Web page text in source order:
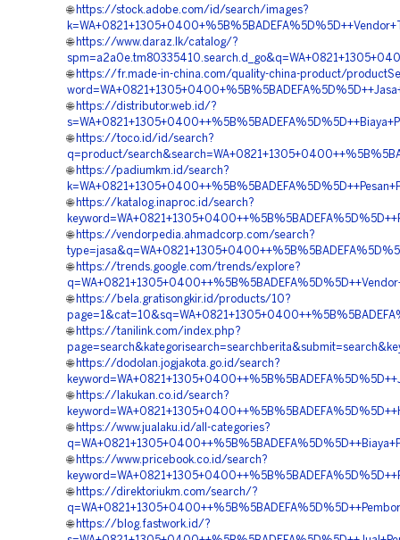
🌐 https://stock.adobe.com/id/search/images?
🌐 https://www.daraz.lk/catalog/?
🌐 https://fr.made-in-china.com/quality-china-product/
🌐 https://distributor.web.id/?
🌐 https://toco.id/id/search?
q=product/
🌐 https://padiumkm.id/search?
🌐 https://katalog.inaproc.id/search?
🌐 https://vendorpedia.ahmadcorp.com/search?
🌐 https://trends.google.com/trends/explore?
🌐 https://bela.gratisongkir.id/products/10?
🌐 https://tanilink.com/index.php?
🌐 https://dodolan.jogjakota.go.id/search?
🌐 https://lakukan.co.id/search?
🌐 https://www.jualaku.id/all-categories?
🌐 https://www.pricebook.co.id/search?
🌐 https://direktoriukm.com/search/?
🌐 https://blog.fastwork.id/?